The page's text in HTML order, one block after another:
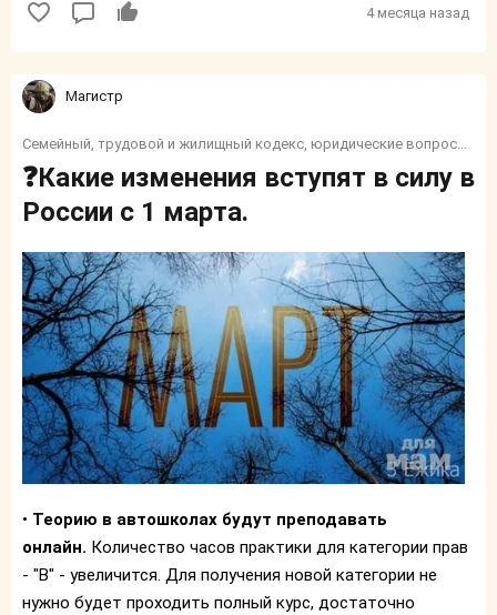
4 месяца назад
Магистр
❓Какие изменения вступят в силу в
России с 1 марта.
• Теорию в автошколах будут преподавать
онлайн. Количество часов практики для категории прав
- "В" - увеличится. Для получения новой категории не
нужно будет проходить полный курс, достаточно